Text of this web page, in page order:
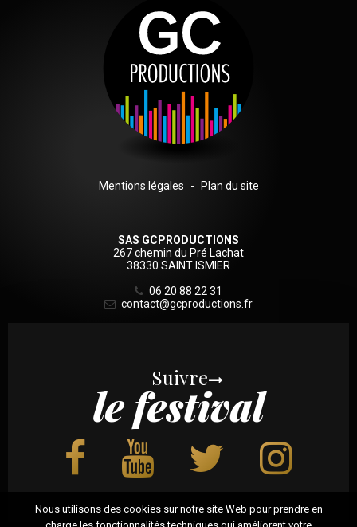
Sous
Mentions légales Plan du site
SAS GCPRODUCTIONS
267 chemin du Pré Lachat
38330 SAINT ISMIER
06 20 88 22 31
contact@gcproductions.fr
Suivre
le festival
Nous utilisons des cookies sur notre site Web pour prendre en